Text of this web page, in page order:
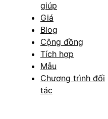
giúp
Giá
Blog
Cộng đồng
Tích hợp
Mẫu
Chương trình đối
tác